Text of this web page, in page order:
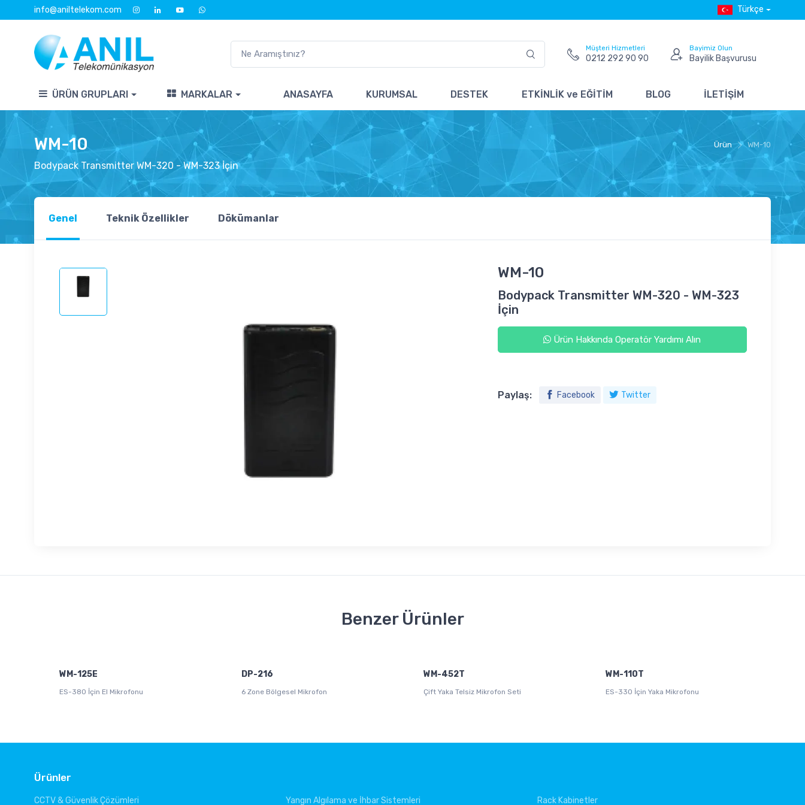
info@aniltelekom.com Türkçe
Müşteri Hizmetleri
0212 292 90 90
Bayimiz Olun
Bayilik Başvurusu
ÜRÜN GRUPLARI MARKALAR ANASAYFA KURUMSAL DESTEK ETKİNLİK ve EĞİTİM BLOG İLETİŞİM
Ürün WM-10
WM-10
Bodypack Transmitter WM-320 - WM-323 İçin
Genel Teknik Özellikler Dökümanlar
WM-10
Bodypack Transmitter WM-320 - WM-323
İçin
Ürün Hakkında Operatör Yardımı Alın
Paylaş: Facebook Twitter
Benzer Ürünler
WM-125E
ES-380 İçin El Mikrofonu
DP-216
6 Zone Bölgesel Mikrofon
WM-452T
Çift Yaka Telsiz Mikrofon Seti
WM-110T
ES-330 İçin Yaka Mikrofonu
Ürünler
CCTV & Güvenlik Çözümleri Yangın Algılama ve İhbar Sistemleri Rack Kabinetler